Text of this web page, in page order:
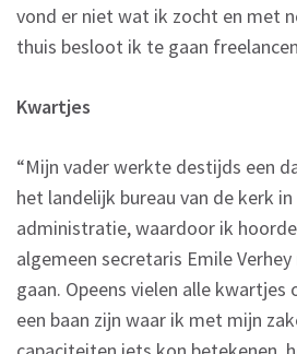
vond er niet wat ik zocht en met
thuis besloot ik te gaan
Kwartjes
“Mijn vader werkte destijds een
het landelijk bureau van de kerk
administratie, waardoor ik
algemeen secretaris Emile
gaan. Opeens vielen alle kwartjes
een baan zijn waar ik met mijn